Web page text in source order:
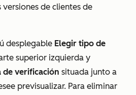
de clientes de
desplegable Elegir tipo de
superior izquierda y
de verificación situada junto a
previsualizar. Para eliminar